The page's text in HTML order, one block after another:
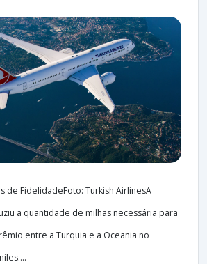
de FidelidadeFoto: Turkish AirlinesA
a quantidade de milhas necessária para
entre a Turquia e a Oceania no